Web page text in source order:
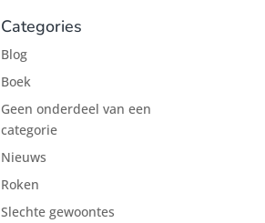
Categories
Blog
Boek
Geen onderdeel van een
categorie
Nieuws
Roken
Slechte gewoontes